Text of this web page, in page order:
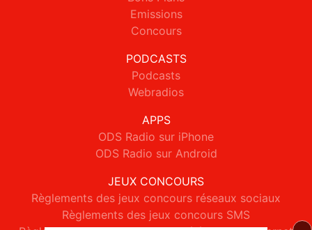
Emissions
Concours
PODCASTS
Podcasts
Webradios
APPS
ODS Radio sur iPhone
ODS Radio sur Android
JEUX CONCOURS
Règlements des jeux concours réseaux sociaux
Règlements des jeux concours SMS